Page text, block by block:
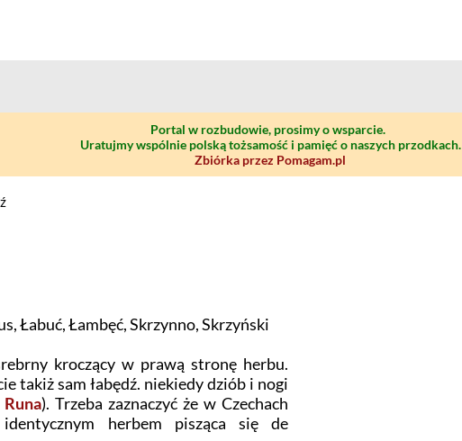
Portal w rozbudowie, prosimy o wsparcie.
Uratujmy wspólnie polską tożsamość i pamięć o naszych przodkach.
Zbiórka przez Pomagam.pl
Łabuć, Łambęć, Skrzynno, Skrzyński
kroczący w prawą stronę herbu.
takiż sam łabędź. niekiedy dziób i nogi
). Trzeba zaznaczyć że w Czechach
herbem pisząca się de